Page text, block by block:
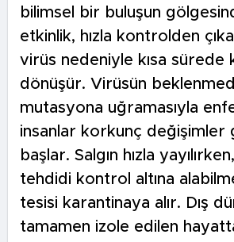
bilimsel bir buluşun
etkinlik, hızla kontrolden
virüs nedeniyle kısa sürede
dönüşür. Virüsün
mutasyona uğramasıyla
insanlar korkunç değişimler
başlar. Salgın hızla
tehdidi kontrol altına
tesisi karantinaya alır. Dış
tamamen izole edilen